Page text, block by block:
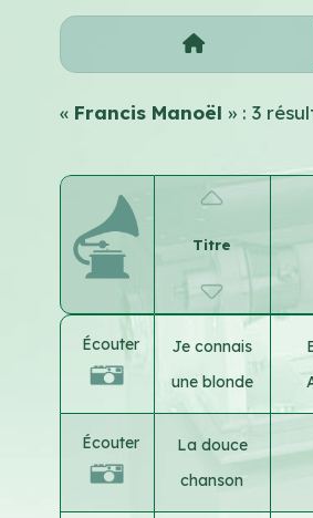
«Francis Manoël » : 3
Titre
Écouter
Je connais
une blonde
Écouter
La douce
chanson